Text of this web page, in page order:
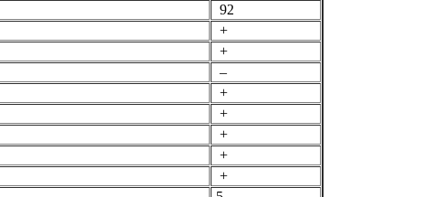
92
+
+
–
+
+
+
+
+